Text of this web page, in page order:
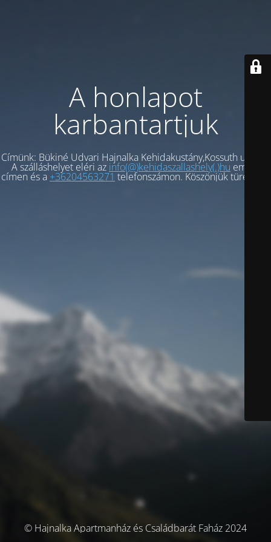
A honlapot
karbantartjuk
Címünk: Bükiné Udvari Hajnalka Kehidakustány,Kossuth ut 54/a
A szálláshelyet eléri az info(@)kehidaszallashely(.)hu email-
címen és a +36204563271 telefonszámon. Köszönjük türelmét.
© Hajnalka Apartmanház és Családbarát Faház 2024